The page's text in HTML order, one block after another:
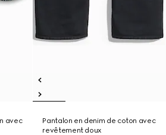
avec
Pantalon en denim de coton avec
revêtement doux